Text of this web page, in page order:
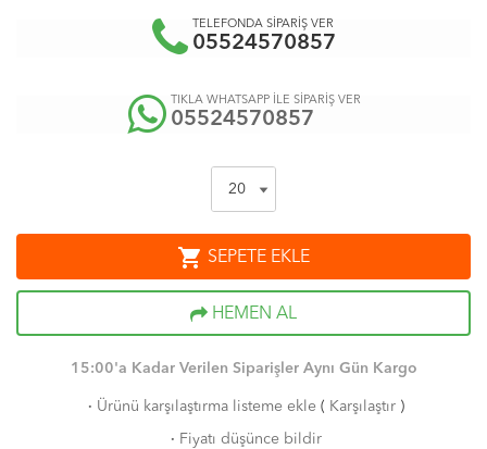
TELEFONDA SİPARİŞ VER
05524570857
TIKLA WHATSAPP İLE SİPARİŞ VER
05524570857
shopping_cart SEPETE EKLE
HEMEN AL
15:00'a Kadar Verilen Siparişler Aynı Gün Kargo
· Ürünü karşılaştırma listeme ekle( Karşılaştır)
· Fiyatı düşünce bildir